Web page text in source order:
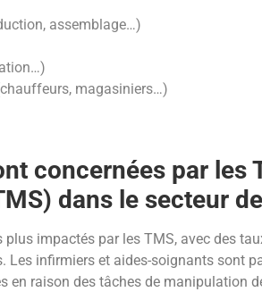
assemblage…)
magasiniers…)
concernées par les
dans le secteur
plus impactés par les TMS, avec des
Les infirmiers et aides-soignants sont
en raison des tâches de manipulation